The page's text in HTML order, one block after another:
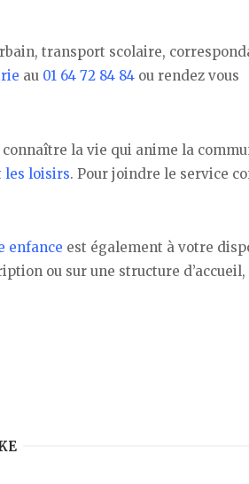
transport scolaire,
au 01 64 72 84 84 ou rendez vous
la vie qui anime la
les loisirs. Pour joindre le service
enfance est également à votre
ou sur une structure d’accueil,